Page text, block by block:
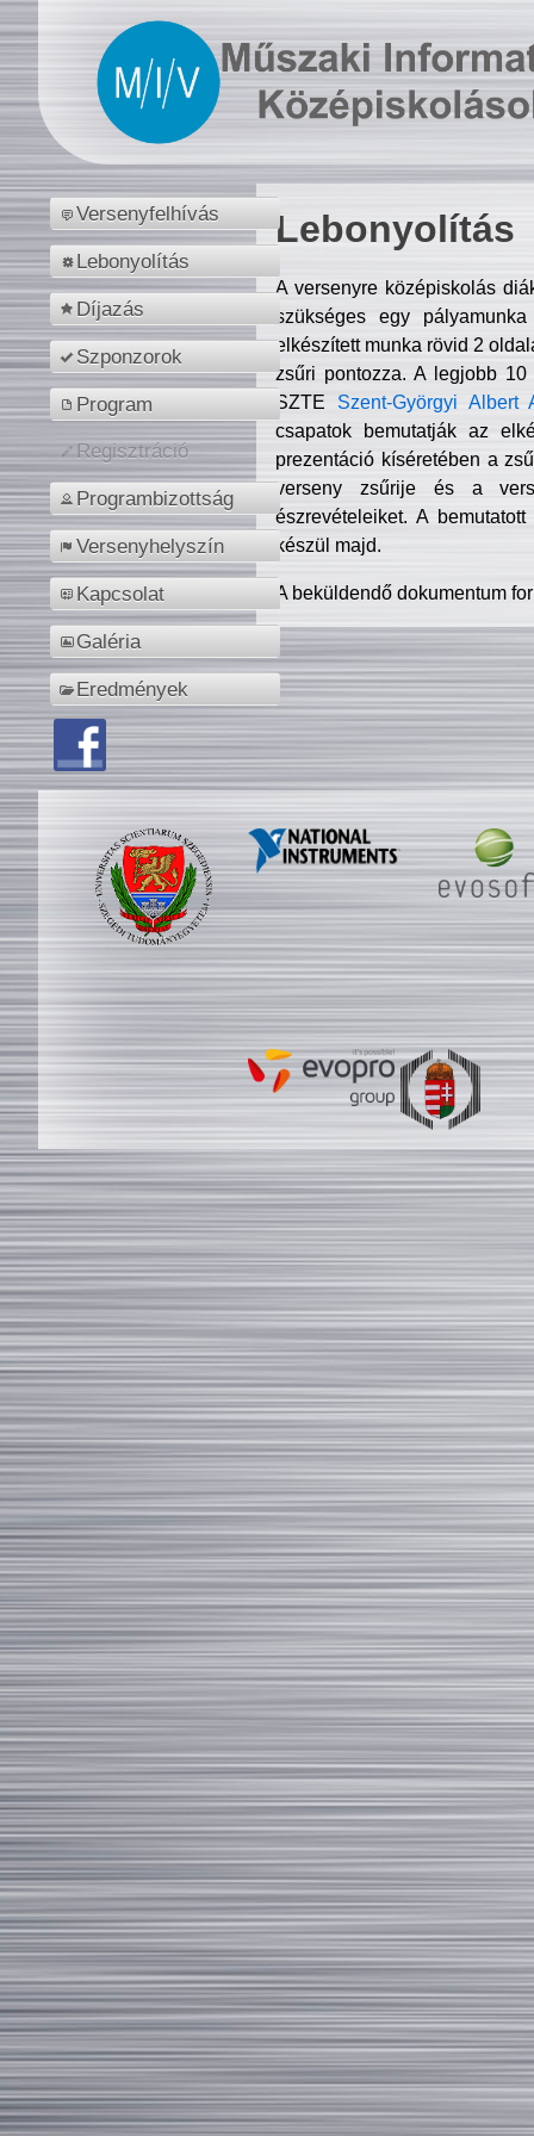
Versenyfelhívás
Lebonyolítás
Díjazás
Szponzorok
Program
Regisztráció
Programbizottság
Versenyhelyszín
Kapcsolat
Galéria
Eredmények
Lebonyolítás
A versenyre középiskolás
szükséges egy
elkészített munka rövid 2
zsűri pontozza. A legjobb
SZTE Szent-Györgyi Albert
csapatok bemutatják az
prezentáció kíséretében a
verseny zsűrije és a
észrevételeiket. A
készül majd.
A beküldendő dokumentum